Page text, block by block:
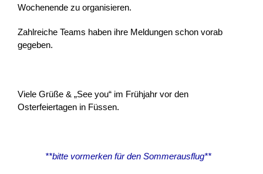
Wochenende zu organisieren.
Zahlreiche Teams haben ihre Meldungen schon vorab
gegeben.
Viele Grüße & „See you“ im Frühjahr vor den
Osterfeiertagen in Füssen.
**bitte vormerken für den Sommerausflug**